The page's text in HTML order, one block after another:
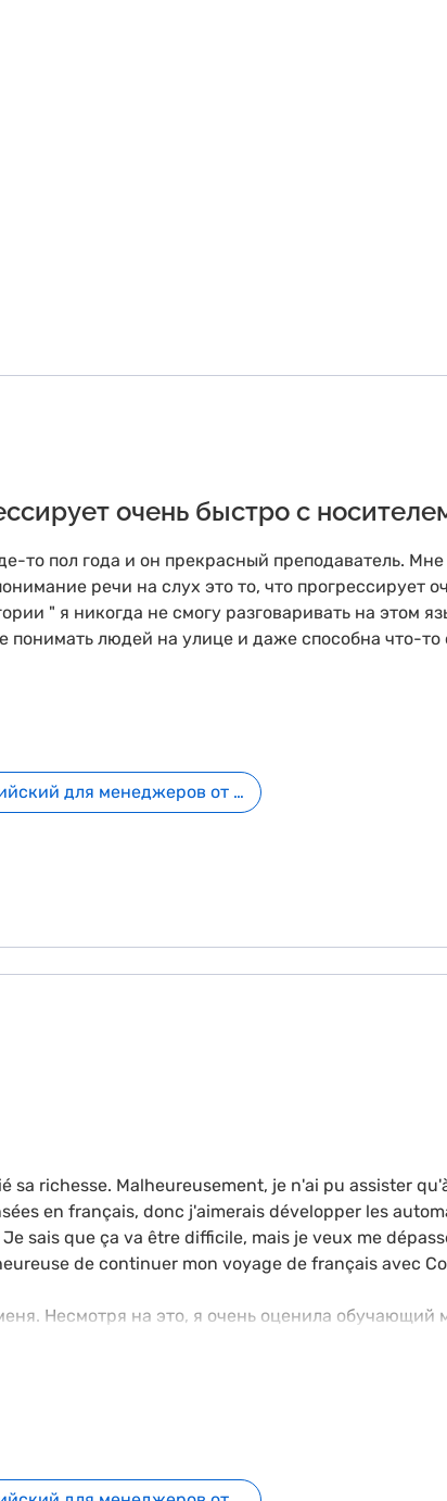
очень быстро с
пол года и он прекрасный преподаватель. Мне
речи на слух это то, что прогрессирует
" я никогда не смогу разговаривать на этом
людей на улице и даже способна что-то
Английский для менеджеров от 1290 ₽
sa richesse. Malheureusement, je n'ai pu assister
en français, donc j'aimerais développer les
sais que ça va être difficile, mais je veux me
de continuer mon voyage de français avec
Несмотря на это, я очень оценила обучающий
(вчера). Для меня все еще иногда сложно
сложно, но я очень хочу превзойти мои
всего курса. Я счастлива продолжать мое